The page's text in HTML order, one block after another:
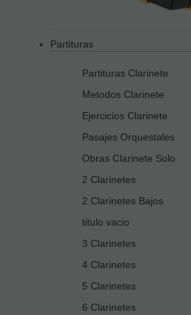
Partituras
Partituras Clarinete
Metodos Clarinete
Ejercicios Clarinete
Pasajes Orquestales
Obras Clarinete Solo
2 Clarinetes
2 Clarinetes Bajos
titulo vacio
3 Clarinetes
4 Clarinetes
5 Clarinetes
6 Clarinetes